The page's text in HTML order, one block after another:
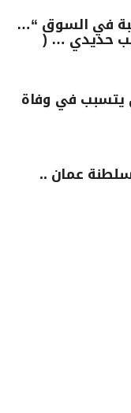
في السوق “…
حديدي … (
يتسبب في وفاة
عمان ..